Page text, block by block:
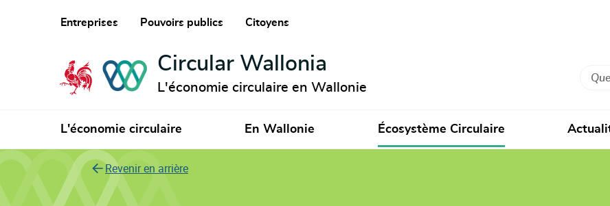
Entreprises Pouvoirs publics Citoyens
Circular Wallonia
L'économie circulaire en Wallonie
L'économie circulaire En Wallonie Écosystème Circulaire
Revenir en arrière